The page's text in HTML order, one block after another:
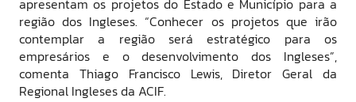
apresentam os projetos do Estado e Município para a
região dos Ingleses. “Conhecer os projetos que irão
contemplar a região será estratégico para os
empresários e o desenvolvimento dos Ingleses”,
comenta Thiago Francisco Lewis, Diretor Geral da
Regional Ingleses da ACIF.